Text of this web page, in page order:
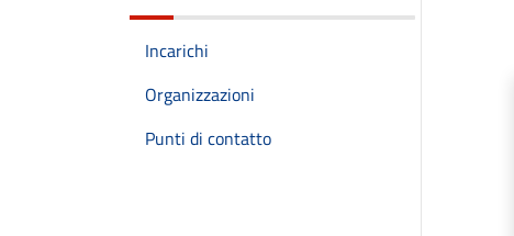
Incarichi
Organizzazioni
Punti di contatto